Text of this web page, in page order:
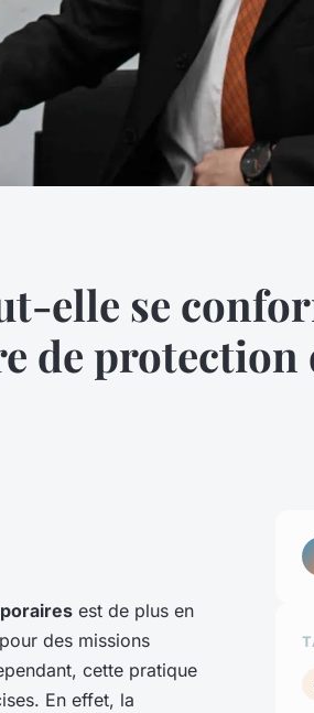
elle se
de protection
est de plus en
des missions
cette pratique
En effet, la